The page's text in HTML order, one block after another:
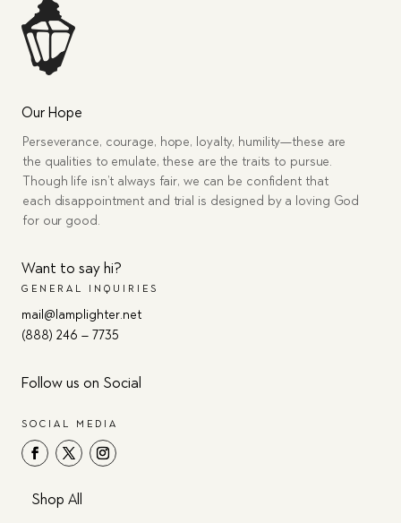
Our Hope
Perseverance, courage, hope, loyalty, humility—these are
the qualities to emulate, these are the traits to pursue.
Though life isn’t always fair, we can be confident that
each disappointment and trial is designed by a loving God
for our good.
Want to say hi?
GENERAL INQUIRIES
mail@lamplighter.net
(888) 246 – 7735
Follow us on Social
SOCIAL MEDIA
Shop All